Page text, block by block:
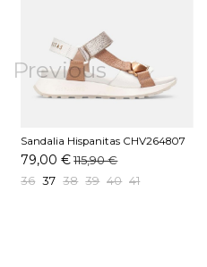
Previous
Sandalia Hispanitas CHV264807
C001 Almond
79,00 € 115,90 €
36 37 38 39 40 41